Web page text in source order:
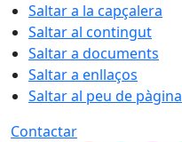
Saltar a la capçalera
Saltar al contingut
Saltar a documents
Saltar a enllaços
Saltar al peu de pàgina
Contactar